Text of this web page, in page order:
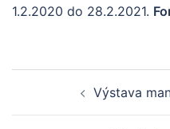
1.2.2020 do 28.2.2021.
navigationVýstava